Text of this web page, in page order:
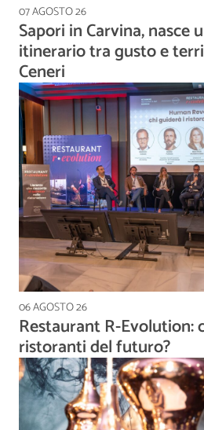
07 AGOSTO 26
Sapori in Carvina, nasce
itinerario tra gusto e
Ceneri
06 AGOSTO 26
Restaurant R-Evolution:
ristoranti del futuro?